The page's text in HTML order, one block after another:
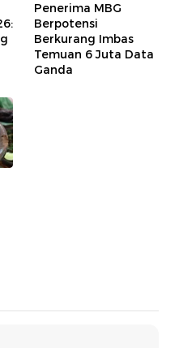
Penerima MBG
Berpotensi
Berkurang Imbas
Temuan 6 Juta Data
Ganda